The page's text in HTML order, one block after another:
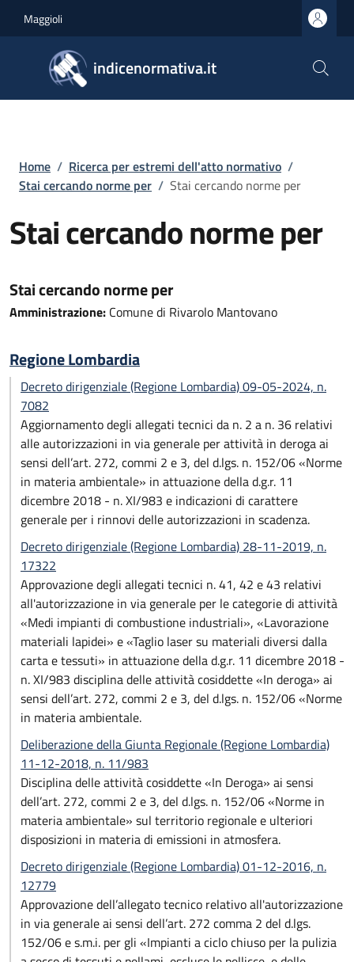
Maggioli
indicenormativa.it
Briciole di pane
Home / Ricerca per estremi dell'atto normativo /
Stai cercando norme per / Stai cercando norme per
Stai cercando norme per
Stai cercando norme per
Amministrazione: Comune di Rivarolo Mantovano
Regione Lombardia
Decreto dirigenziale (Regione Lombardia) 09-05-2024, n.
7082
Aggiornamento degli allegati tecnici da n. 2 a n. 36 relativi
alle autorizzazioni in via generale per attività in deroga ai
sensi dell’art. 272, commi 2 e 3, del d.lgs. n. 152/06 «Norme
in materia ambientale» in attuazione della d.g.r. 11
dicembre 2018 - n. XI/983 e indicazioni di carattere
generale per i rinnovi delle autorizzazioni in scadenza.
Decreto dirigenziale (Regione Lombardia) 28-11-2019, n.
17322
Approvazione degli allegati tecnici n. 41, 42 e 43 relativi
all'autorizzazione in via generale per le categorie di attività
«Medi impianti di combustione industriali», «Lavorazione
materiali lapidei» e «Taglio laser su materiali diversi dalla
carta e tessuti» in attuazione della d.g.r. 11 dicembre 2018 -
n. XI/983 disciplina delle attività cosiddette «In deroga» ai
sensi dell’art. 272, commi 2 e 3, del d.lgs. n. 152/06 «Norme
in materia ambientale.
Deliberazione della Giunta Regionale (Regione Lombardia)
11-12-2018, n. 11/983
Disciplina delle attività cosiddette «In Deroga» ai sensi
dell’art. 272, commi 2 e 3, del d.lgs. n. 152/06 «Norme in
materia ambientale» sul territorio regionale e ulteriori
disposizioni in materia di emissioni in atmosfera.
Decreto dirigenziale (Regione Lombardia) 01-12-2016, n.
12779
Approvazione dell’allegato tecnico relativo all'autorizzazione
in via generale ai sensi dell’art. 272 comma 2 del d.lgs.
152/06 e s.m.i. per gli «Impianti a ciclo chiuso per la pulizia